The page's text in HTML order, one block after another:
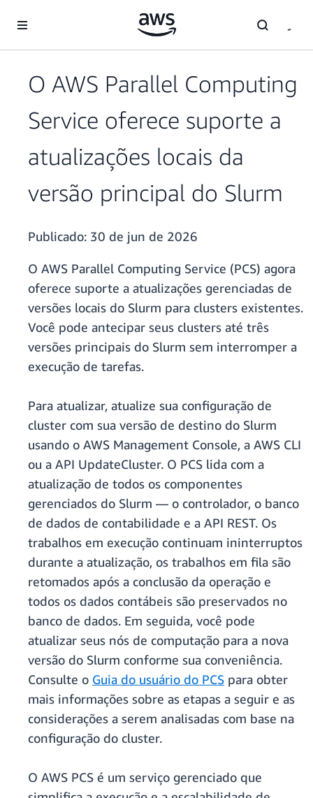
Pular para o conteúdo principal
O AWS Parallel Computing
Service oferece suporte a
atualizações locais da
versão principal do Slurm
Publicado: 30 de jun de 2026
O AWS Parallel Computing Service (PCS) agora
oferece suporte a atualizações gerenciadas de
versões locais do Slurm para clusters existentes.
Você pode antecipar seus clusters até três
versões principais do Slurm sem interromper a
execução de tarefas.
Para atualizar, atualize sua configuração de
cluster com sua versão de destino do Slurm
usando o AWS Management Console, a AWS CLI
ou a API UpdateCluster. O PCS lida com a
atualização de todos os componentes
gerenciados do Slurm — o controlador, o banco
de dados de contabilidade e a API REST. Os
trabalhos em execução continuam ininterruptos
durante a atualização, os trabalhos em fila são
retomados após a conclusão da operação e
todos os dados contábeis são preservados no
banco de dados. Em seguida, você pode
atualizar seus nós de computação para a nova
versão do Slurm conforme sua conveniência.
Consulte o Guia do usuário do PCS para obter
mais informações sobre as etapas a seguir e as
considerações a serem analisadas com base na
configuração do cluster.
O AWS PCS é um serviço gerenciado que